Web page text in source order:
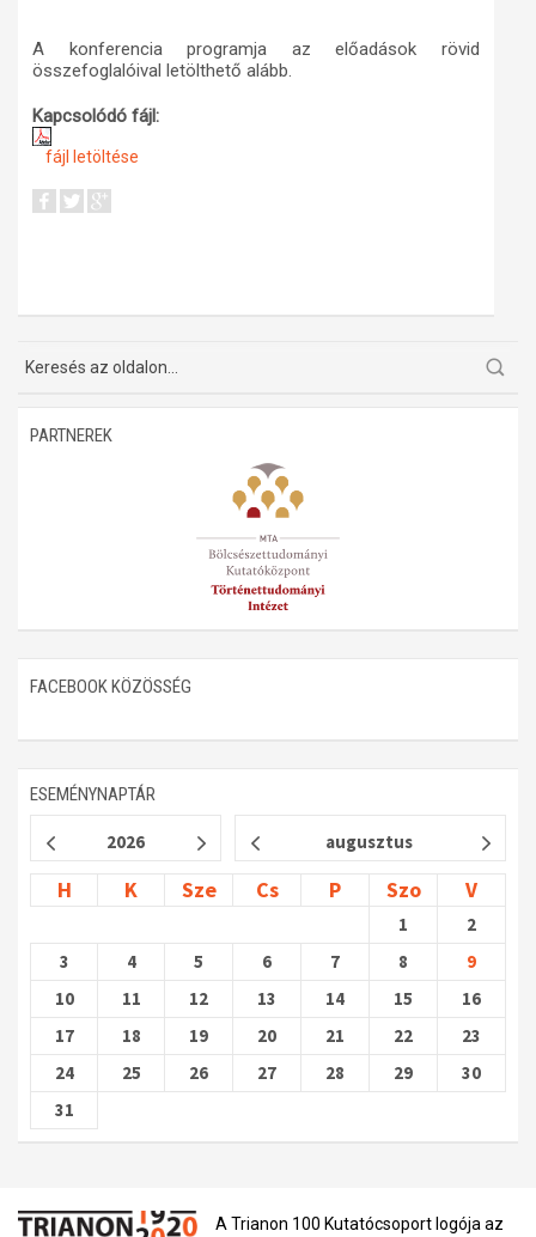
A konferencia programja az előadások rövid
összefoglalóival letölthető alább.
Kapcsolódó fájl:
fájl letöltése
PARTNEREK
FACEBOOK KÖZÖSSÉG
ESEMÉNYNAPTÁR
2026 augusztus
H K Sze Cs P Szo V
1
2
3
4 5 6 7 8
9
10
11 12 13 14 15
16
17
18 19 20 21 22
23
24
25 26 27 28 29
30
31
A Trianon 100 Kutatócsoport logója az